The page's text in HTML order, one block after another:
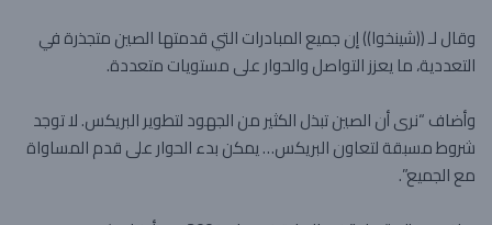
وقال لـ ((شينخوا)) إن جميع المبادرات التي قدمتها الصين متجذرة في
التعددية، ما يعزز التواصل والحوار على مستويات متعددة.
وأضاف “نرى أن الصين تبذل الكثير من الجهود لتطوير البريكس. لا توجد
شروط مسبقة لتعاون البريكس… يمكن بدء الحوار على قدم المساواة
مع الجميع”.